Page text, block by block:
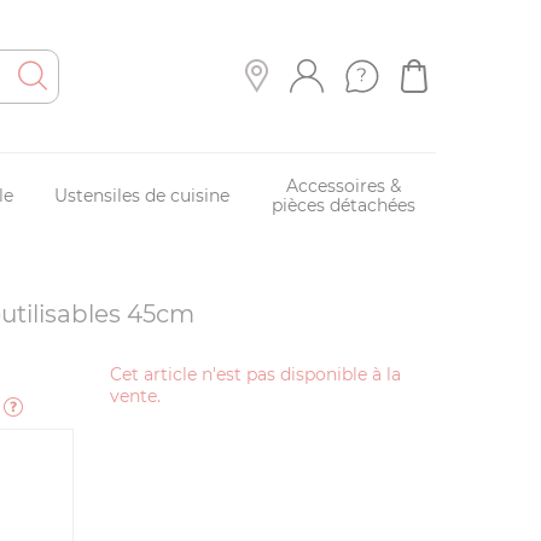
Ustensiles de cuisine
Accessoires &
pièces détachées
45cm
Cet article n'est pas disponible à la
vente.